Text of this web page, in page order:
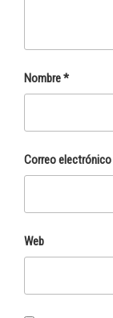
Nombre*
Correo electrónico
Web